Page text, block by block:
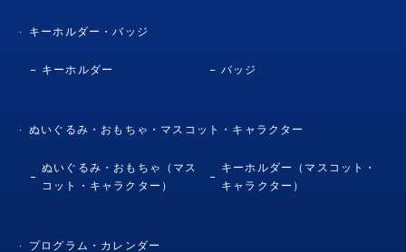
キーホルダー・バッジ
キーホルダー バッジ
ぬいぐるみ・おもちゃ・マスコット・キャラクター
ぬいぐるみ・おもちゃ（マス
コット・キャラクター）
キーホルダー（マスコット・
キャラクター）
プログラム・カレンダー